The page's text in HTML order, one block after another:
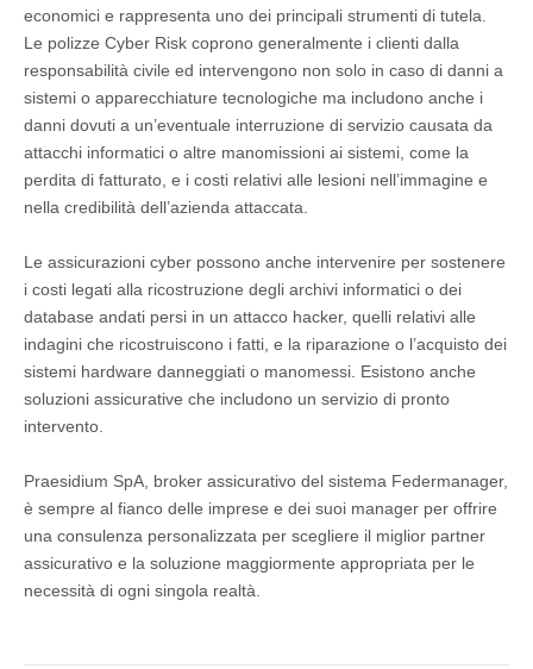
economici e rappresenta uno dei principali strumenti di tutela.
Le polizze Cyber Risk coprono generalmente i clienti dalla
responsabilità civile ed intervengono non solo in caso di danni a
sistemi o apparecchiature tecnologiche ma includono anche i
danni dovuti a un’eventuale interruzione di servizio causata da
attacchi informatici o altre manomissioni ai sistemi, come la
perdita di fatturato, e i costi relativi alle lesioni nell’immagine e
nella credibilità dell’azienda attaccata.
Le assicurazioni cyber possono anche intervenire per sostenere
i costi legati alla ricostruzione degli archivi informatici o dei
database andati persi in un attacco hacker, quelli relativi alle
indagini che ricostruiscono i fatti, e la riparazione o l’acquisto dei
sistemi hardware danneggiati o manomessi. Esistono anche
soluzioni assicurative che includono un servizio di pronto
intervento.
Praesidium SpA, broker assicurativo del sistema Federmanager,
è sempre al fianco delle imprese e dei suoi manager per offrire
una consulenza personalizzata per scegliere il miglior partner
assicurativo e la soluzione maggiormente appropriata per le
necessità di ogni singola realtà.